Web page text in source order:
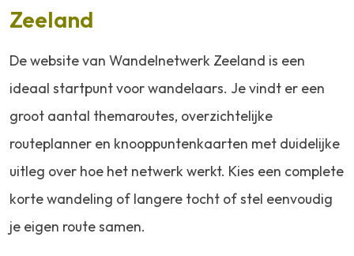
Zeeland
De website van Wandelnetwerk Zeeland is een
ideaal startpunt voor wandelaars. Je vindt er een
groot aantal themaroutes, overzichtelijke
routeplanner en knooppuntenkaarten met duidelijke
uitleg over hoe het netwerk werkt. Kies een complete
korte wandeling of langere tocht of stel eenvoudig
je eigen route samen.